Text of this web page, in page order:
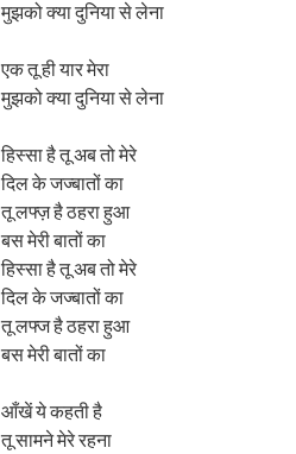
मुझको क्या दुनिया से लेना
एक तू ही यार मेरा
मुझको क्या दुनिया से लेना
हिस्सा है तू अब तो मेरे
दिल के जज्बातों का
तू लफ्ज़ है ठहरा हुआ
बस मेरी बातों का
हिस्सा है तू अब तो मेरे
दिल के जज्बातों का
तू लफ्ज है ठहरा हुआ
बस मेरी बातों का
आँखें ये कहती है
तू सामने मेरे रहना